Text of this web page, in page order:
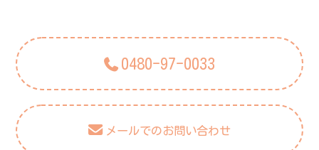
0480-97-0033
メールでのお問い合わせ